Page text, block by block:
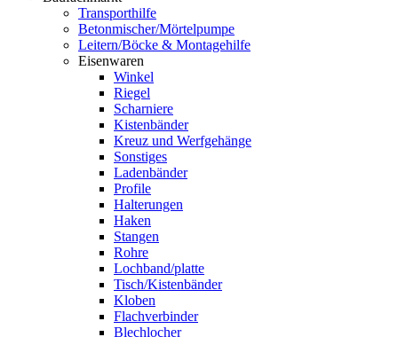
Transporthilfe
Betonmischer/Mörtelpumpe
Leitern/Böcke & Montagehilfe
Eisenwaren
Winkel
Riegel
Scharniere
Kistenbänder
Kreuz und Werfgehänge
Sonstiges
Ladenbänder
Profile
Halterungen
Haken
Stangen
Rohre
Lochband/platte
Tisch/Kistenbänder
Kloben
Flachverbinder
Blechlocher